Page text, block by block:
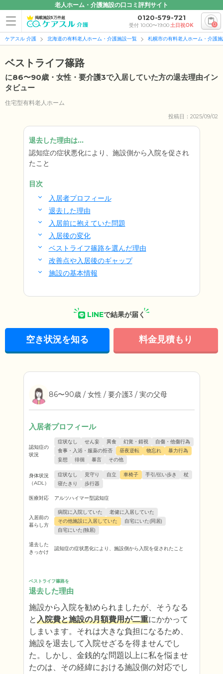
老人ホーム・介護施設の口コミ評判サイト
掲載施設5万件超 0120-579-721
受付 10:00〜19:00土日祝OK 0
ケアスル 介護 北海道の有料老人ホーム・介護施設一覧 札幌市の有料老人ホーム・介護
ベストライフ篠路
に86〜90歳・女性・要介護3で入居していた方の退去理由イン
タビュー
住宅型有料老人ホーム
投稿日：2025/09/02
退去した理由は...
認知症の症状悪化により、施設側から入院を促され
たこと
目次
入居者プロフィール
退去した理由
入居前に抱えていた問題
入居後の変化
ベストライフ篠路を選んだ理由
改善点や入居後のギャップ
施設の基本情報
LINEで結果が届く
空き状況を知る 料金見積もり
86〜90歳 / 女性 / 要介護3 / 実の父母
入居者プロフィール
認知症の
状況
症状なし せん妄 異食 幻覚・錯視
自傷・他傷行為
食事・入浴・服薬の拒否
昼夜逆転 物忘れ
暴力行為
妄想
徘徊 暴言 その他
身体状況
（ADL）
症状なし 見守り 自立 車椅子 手引/伝い歩き
杖
寝たきり
歩行器
医療対応 アルツハイマー型認知症
入居前の
暮らし方
病院に入院していた
老健に入居していた
その他施設に入居していた
自宅にいた(同居)
自宅にいた(独居)
退去した
きっかけ
認知症の症状悪化により、施設側から入院を促されたこと
ベストライフ篠路を
退去した理由
施設から入院を勧められましたが、そうなる
と入院費と施設の月額費用が二重にかかって
しまいます。それは大きな負担になるため、
施設を退去して入院せざるを得ませんでし
た。しかし、金銭的な問題以上に私を悩ませ
たのは、その経緯における施設側の対応でし